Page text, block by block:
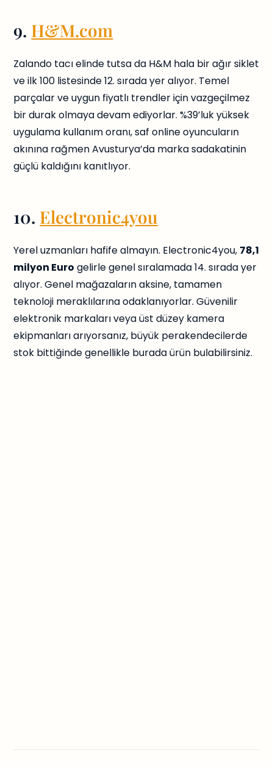
9. H&M.com
Zalando tacı elinde tutsa da H&M hala bir ağır siklet
ve ilk 100 listesinde 12. sırada yer alıyor. Temel
parçalar ve uygun fiyatlı trendler için vazgeçilmez
bir durak olmaya devam ediyorlar. %39’luk yüksek
uygulama kullanım oranı, saf online oyuncuların
akınına rağmen Avusturya’da marka sadakatinin
güçlü kaldığını kanıtlıyor.
10. Electronic4you
Yerel uzmanları hafife almayın. Electronic4you, 78,1
milyon Euro gelirle genel sıralamada 14. sırada yer
alıyor. Genel mağazaların aksine, tamamen
teknoloji meraklılarına odaklanıyorlar. Güvenilir
elektronik markaları veya üst düzey kamera
ekipmanları arıyorsanız, büyük perakendecilerde
stok bittiğinde genellikle burada ürün bulabilirsiniz.